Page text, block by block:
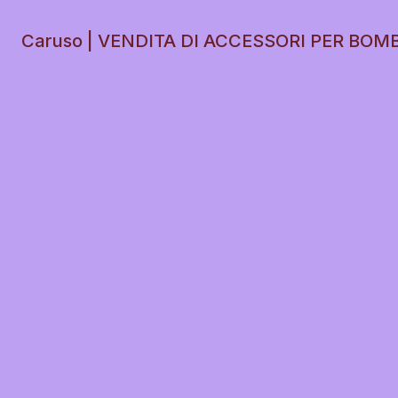
Caruso | VENDITA DI ACCESSORI PER